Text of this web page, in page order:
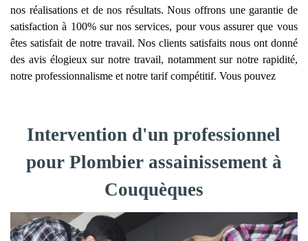
nos réalisations et de nos résultats. Nous offrons une garantie de
satisfaction à 100% sur nos services, pour vous assurer que vous
êtes satisfait de notre travail. Nos clients satisfaits nous ont donné
des avis élogieux sur notre travail, notamment sur notre rapidité,
notre professionnalisme et notre tarif compétitif. Vous pouvez
Intervention d'un professionnel
pour Plombier assainissement à
Couquèques